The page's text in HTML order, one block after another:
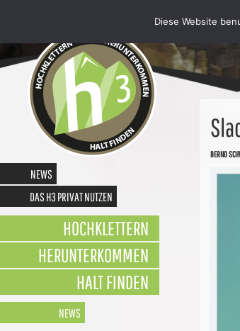
NEWS
HOCHKLETTERN
HERUNTERKOMMEN
HALT FINDEN
DAS H3 PRIVAT NUTZEN
NEWSLETTER
NEWS
BERND
Diese Website